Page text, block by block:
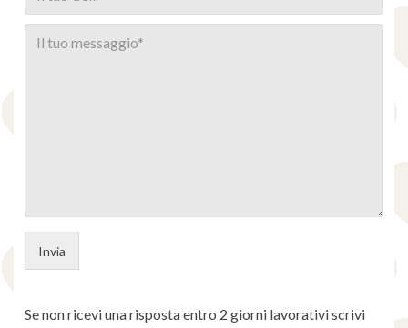
Se non ricevi una risposta entro 2 giorni lavorativi scrivi